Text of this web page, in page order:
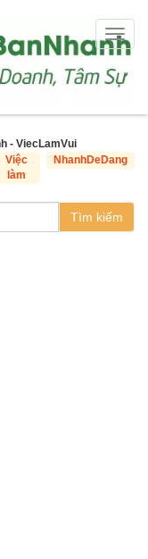
- ViecLamVui
Việc
làm
NhanhDeDang
Tìm kiếm